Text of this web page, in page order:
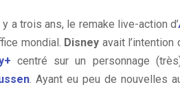
a trois ans, le remake live-action d’
mondial. Disney avait l’intention
centré sur un personnage
. Ayant eu peu de nouvelles